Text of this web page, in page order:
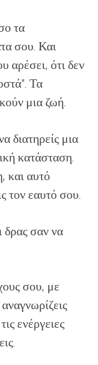
τα
σου. Και
αρέσει, ότι δεν
Τα
μια ζωή.
διατηρείς μια
κατάσταση.
και αυτό
τον εαυτό σου.
δρας σαν να
σου, με
ενέργειες